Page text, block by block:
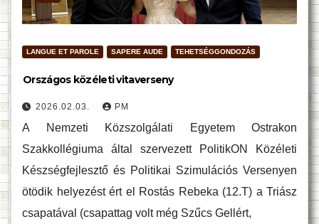
LANGUE ET PAROLE SAPERE AUDE TEHETSÉGGONDOZÁS
Országos közéleti vitaverseny
2026.02.03. PM
A Nemzeti Közszolgálati Egyetem Ostrakon
Szakkollégiuma által szervezett PolitikON Közéleti
Készségfejlesztő és Politikai Szimulációs Versenyen
ötödik helyezést ért el Rostás Rebeka (12.T) a Triász
csapatával (csapattag volt még Szűcs Gellért,